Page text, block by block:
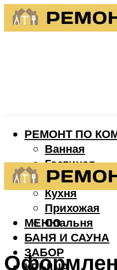
РЕМОНТ ПО
Ванная
Гостиная
Детская
Кухня
Прихожая
Спальня
БАНЯ И САУНА
ЗАБОР
КРЫША
МЕНЮ